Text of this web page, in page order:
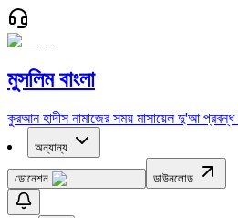
মুসলিম বাংলা
কুরআন হাদীস নামাজের সময় মাসায়েল দু'আ প্রবন্ধ
অন্যান্য
ডোনেশন ডাউনলোড